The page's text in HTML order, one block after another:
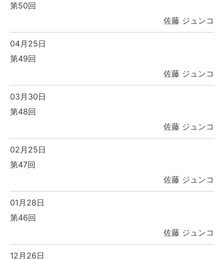
第50回
佐藤 ジュンコ
04月25日
第49回
佐藤 ジュンコ
03月30日
第48回
佐藤 ジュンコ
02月25日
第47回
佐藤 ジュンコ
01月28日
第46回
佐藤 ジュンコ
12月26日